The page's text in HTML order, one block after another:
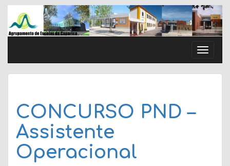
Skip
content
Toggle
CONCURSO PND –
Assistente
Operacional